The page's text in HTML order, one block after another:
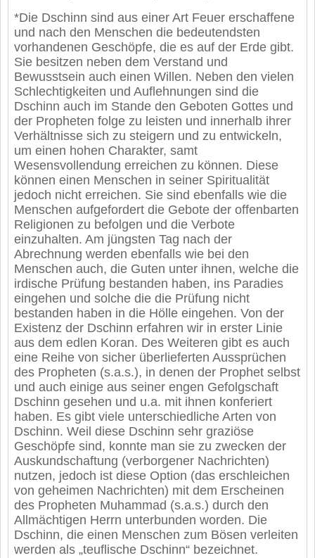
*Die Dschinn sind aus einer Art Feuer erschaffene
und nach den Menschen die bedeutendsten
vorhandenen Geschöpfe, die es auf der Erde gibt.
Sie besitzen neben dem Verstand und
Bewusstsein auch einen Willen. Neben den vielen
Schlechtigkeiten und Auflehnungen sind die
Dschinn auch im Stande den Geboten Gottes und
der Propheten folge zu leisten und innerhalb ihrer
Verhältnisse sich zu steigern und zu entwickeln,
um einen hohen Charakter, samt
Wesensvollendung erreichen zu können. Diese
können einen Menschen in seiner Spiritualität
jedoch nicht erreichen. Sie sind ebenfalls wie die
Menschen aufgefordert die Gebote der offenbarten
Religionen zu befolgen und die Verbote
einzuhalten. Am jüngsten Tag nach der
Abrechnung werden ebenfalls wie bei den
Menschen auch, die Guten unter ihnen, welche die
irdische Prüfung bestanden haben, ins Paradies
eingehen und solche die die Prüfung nicht
bestanden haben in die Hölle eingehen. Von der
Existenz der Dschinn erfahren wir in erster Linie
aus dem edlen Koran. Des Weiteren gibt es auch
eine Reihe von sicher überlieferten Aussprüchen
des Propheten (s.a.s.), in denen der Prophet selbst
und auch einige aus seiner engen Gefolgschaft
Dschinn gesehen und u.a. mit ihnen konferiert
haben. Es gibt viele unterschiedliche Arten von
Dschinn. Weil diese Dschinn sehr graziöse
Geschöpfe sind, konnte man sie zu zwecken der
Auskundschaftung (verborgener Nachrichten)
nutzen, jedoch ist diese Option (das erschleichen
von geheimen Nachrichten) mit dem Erscheinen
des Propheten Muhammad (s.a.s.) durch den
Allmächtigen Herrn unterbunden worden. Die
Dschinn, die einen Menschen zum Bösen verleiten
werden als „teuflische Dschinn“ bezeichnet.